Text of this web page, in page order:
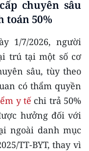
chuyên sâu
toán 50%
1/7/2026, người
trú tại một số cơ
sâu, tùy theo
có thẩm quyền
y tếchi trả 50%
hưởng đối với
ngoài danh mục
TT-BYT, thay vì